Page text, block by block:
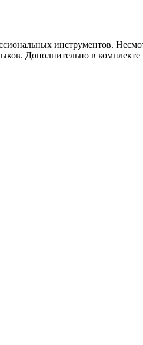
инструментов.
Дополнительно в